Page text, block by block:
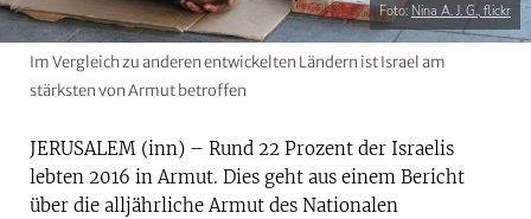
Foto: Nina A. J. G., flickr
Im Vergleich zu anderen entwickelten Ländern ist Israel am
stärksten von Armut betroffen
JERUSALEM (inn) – Rund 22 Prozent der Israelis
lebten 2016 in Armut. Dies geht aus einem Bericht
über die alljährliche Armut des Nationalen